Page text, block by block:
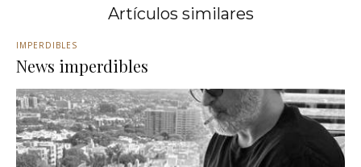
Artículos similares
IMPERDIBLES
News imperdibles